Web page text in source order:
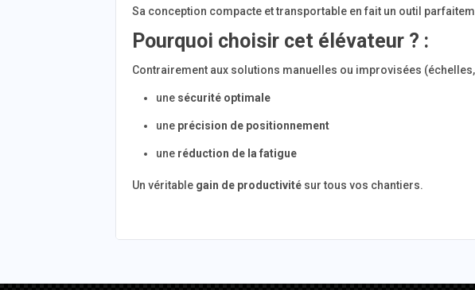
Sa conception compacte et transportable en fait un outil
Pourquoi choisir cet élévateur ? :
Contrairement aux solutions manuelles ou improvisées
une sécurité optimale
une précision de positionnement
une réduction de la fatigue
Un véritable gain de productivité sur tous vos chantiers.